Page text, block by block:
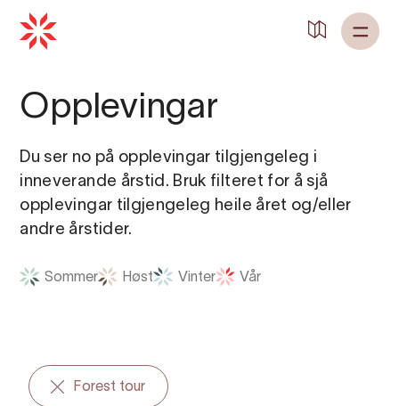
Opplevingar
Du ser no på opplevingar tilgjengeleg i
inneverande årstid. Bruk filteret for å sjå
opplevingar tilgjengeleg heile året og/eller
andre årstider.
Sommer Høst Vinter Vår
Forest tour